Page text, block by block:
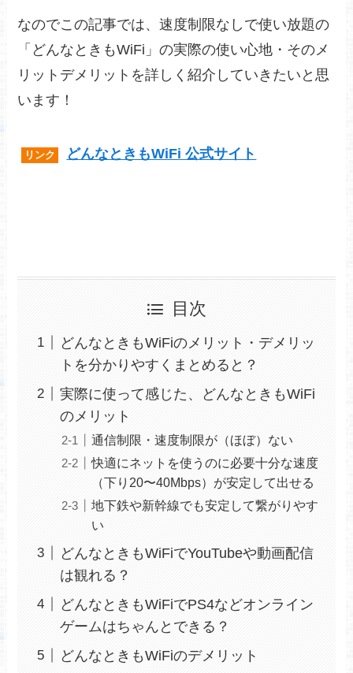
なのでこの記事では、速度制限なしで使い放題の
「どんなときもWiFi」の実際の使い心地・そのメ
リットデメリットを詳しく紹介していきたいと思
います！
リンク どんなときもWiFi 公式サイト
目次
どんなときもWiFiのメリット・デメリッ
トを分かりやすくまとめると？
実際に使って感じた、どんなときもWiFi
のメリット
通信制限・速度制限が（ほぼ）ない
快適にネットを使うのに必要十分な速度
（下り20〜40Mbps）が安定して出せる
地下鉄や新幹線でも安定して繋がりやす
い
どんなときもWiFiでYouTubeや動画配信
は観れる？
どんなときもWiFiでPS4などオンライン
ゲームはちゃんとできる？
どんなときもWiFiのデメリット